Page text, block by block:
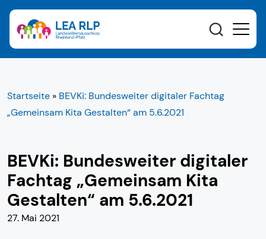
Startseite » BEVKi: Bundesweiter digitaler Fachtag
„Gemeinsam Kita Gestalten“ am 5.6.2021
BEVKi: Bundesweiter digitaler
Fachtag „Gemeinsam Kita
Gestalten“ am 5.6.2021
27. Mai 2021